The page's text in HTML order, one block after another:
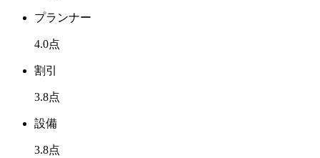
プランナー
4.0点
割引
3.8点
設備
3.8点